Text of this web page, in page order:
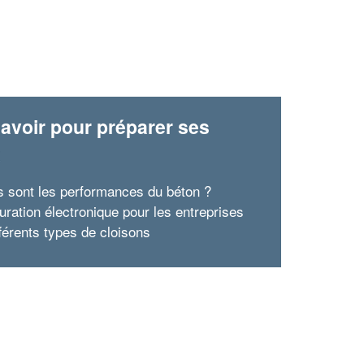
pour préparer ses
sont les performances du béton ?
électronique pour les entreprises
types de cloisons